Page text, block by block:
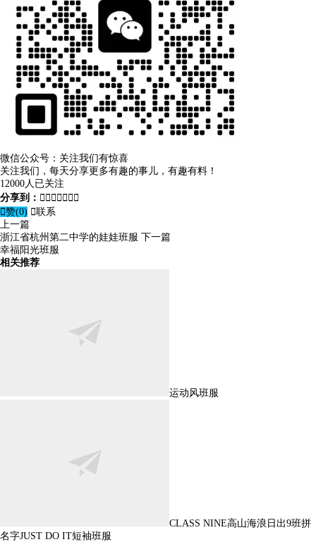
微信公众号：关注我们有惊喜
关注我们，每天分享更多有趣的事儿，有趣有料！
12000人已关注
分享到：       
赞(0) 联系
上一篇
浙江省杭州第二中学的娃娃班服 下一篇
幸福阳光班服
相关推荐
运动风班服
CLASS NINE高山海浪日出9班拼
名字JUST DO IT短袖班服